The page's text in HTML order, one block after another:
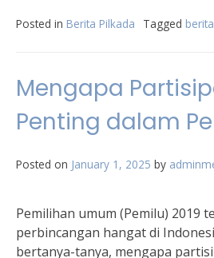
Posted in Berita Pilkada Tagged
Mengapa
Penting dalam
Posted on January 1, 2025 by
Pemilihan umum (Pemilu) 2019
perbincangan hangat di
bertanya-tanya, mengapa